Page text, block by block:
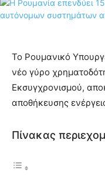
Το Ρουμανικό
νέο γύρο
Εκσυγχρονισμού,
αποθήκευσης
Πίνακας